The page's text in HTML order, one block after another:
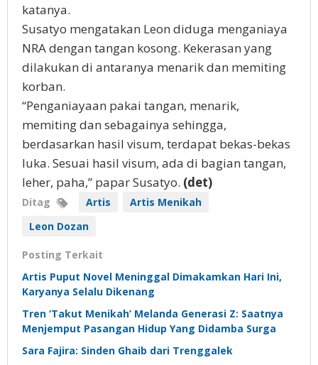
katanya.
Susatyo mengatakan Leon diduga menganiaya
NRA dengan tangan kosong. Kekerasan yang
dilakukan di antaranya menarik dan memiting
korban.
“Penganiayaan pakai tangan, menarik,
memiting dan sebagainya sehingga,
berdasarkan hasil visum, terdapat bekas-bekas
luka. Sesuai hasil visum, ada di bagian tangan,
leher, paha,” papar Susatyo. (det)
Ditag Artis
Artis Menikah
Leon Dozan
Posting Terkait
Artis Puput Novel Meninggal Dimakamkan Hari Ini,
Karyanya Selalu Dikenang
Tren ‘Takut Menikah’ Melanda Generasi Z: Saatnya
Menjemput Pasangan Hidup Yang Didamba Surga
Sara Fajira: Sinden Ghaib dari Trenggalek